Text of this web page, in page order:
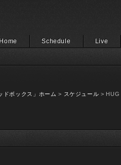
Schedule Live
ドボックス」ホーム > スケジュール > HUG